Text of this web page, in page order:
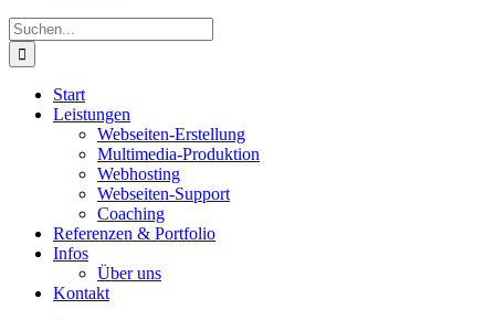
Suche
nach:
Start
Leistungen
Webseiten-Erstellung
Multimedia-Produktion
Webhosting
Webseiten-Support
Coaching
Referenzen & Portfolio
Infos
Über uns
Kontakt